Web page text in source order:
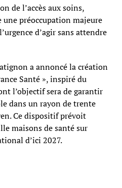
de l’accès aux soins,
préoccupation majeure
d’agir sans attendre
a annoncé la création
Santé », inspiré du
l’objectif sera de garantir
dans un rayon de trente
Ce dispositif prévoit
maisons de santé sur
d’ici 2027.